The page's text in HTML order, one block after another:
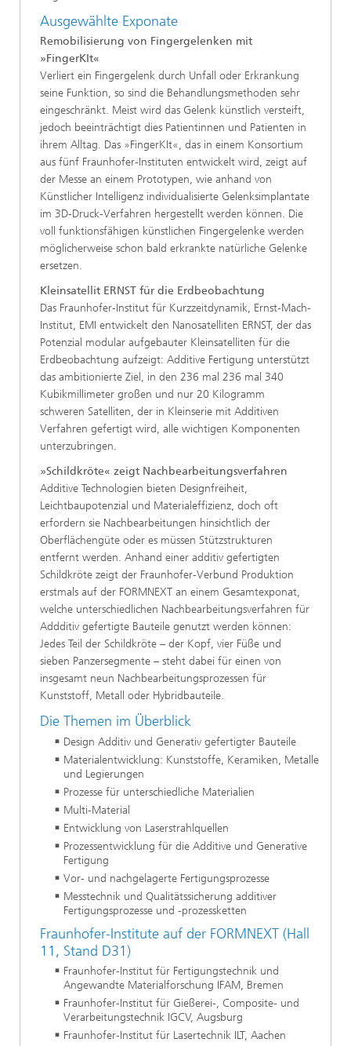
Ausgewählte Exponate
Remobilisierung von Fingergelenken mit
»FingerKIt«
Verliert ein Fingergelenk durch Unfall oder Erkrankung
seine Funktion, so sind die Behandlungsmethoden sehr
eingeschränkt. Meist wird das Gelenk künstlich versteift,
jedoch beeinträchtigt dies Patientinnen und Patienten in
ihrem Alltag. Das »FingerKIt«, das in einem Konsortium
aus fünf Fraunhofer-Instituten entwickelt wird, zeigt auf
der Messe an einem Prototypen, wie anhand von
Künstlicher Intelligenz individualisierte Gelenksimplantate
im 3D-Druck-Verfahren hergestellt werden können. Die
voll funktionsfähigen künstlichen Fingergelenke werden
möglicherweise schon bald erkrankte natürliche Gelenke
ersetzen.
Kleinsatellit ERNST für die Erdbeobachtung
Das Fraunhofer-Institut für Kurzzeitdynamik, Ernst-Mach-
Institut, EMI entwickelt den Nanosatelliten ERNST, der das
Potenzial modular aufgebauter Kleinsatelliten für die
Erdbeobachtung aufzeigt: Additive Fertigung unterstützt
das ambitionierte Ziel, in den 236 mal 236 mal 340
Kubikmillimeter großen und nur 20 Kilogramm
schweren Satelliten, der in Kleinserie mit Additiven
Verfahren gefertigt wird, alle wichtigen Komponenten
unterzubringen.
»Schildkröte« zeigt Nachbearbeitungsverfahren
Additive Technologien bieten Designfreiheit,
Leichtbaupotenzial und Materialeffizienz, doch oft
erfordern sie Nachbearbeitungen hinsichtlich der
Oberflächengüte oder es müssen Stützstrukturen
entfernt werden. Anhand einer additiv gefertigten
Schildkröte zeigt der Fraunhofer-Verbund Produktion
erstmals auf der FORMNEXT an einem Gesamtexponat,
welche unterschiedlichen Nachbearbeitungsverfahren für
Addditiv gefertigte Bauteile genutzt werden können:
Jedes Teil der Schildkröte – der Kopf, vier Füße und
sieben Panzersegmente – steht dabei für einen von
insgesamt neun Nachbearbeitungsprozessen für
Kunststoff, Metall oder Hybridbauteile.
Die Themen im Überblick
Design Additiv und Generativ gefertigter Bauteile
Materialentwicklung: Kunststoffe, Keramiken, Metalle
und Legierungen
Prozesse für unterschiedliche Materialien
Multi-Material
Entwicklung von Laserstrahlquellen
Prozessentwicklung für die Additive und Generative
Fertigung
Vor- und nachgelagerte Fertigungsprozesse
Messtechnik und Qualitätssicherung additiver
Fertigungsprozesse und -prozessketten
Fraunhofer-Institute auf der FORMNEXT (Hall
11, Stand D31)
Fraunhofer-Institut für Fertigungstechnik und
Angewandte Materialforschung IFAM, Bremen
Fraunhofer-Institut für Gießerei-, Composite- und
Verarbeitungstechnik IGCV, Augsburg
Fraunhofer-Institut für Lasertechnik ILT, Aachen